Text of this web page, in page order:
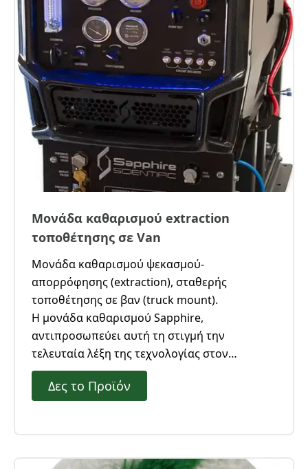
Μονάδα καθαρισμού extraction
τοποθέτησης σε Van
Μονάδα καθαρισμού ψεκασμού-
απορρόφησης (extraction), σταθερής
τοποθέτησης σε βαν (truck mount).
Η μονάδα καθαρισμού Sapphire,
αντιπροσωπεύει αυτή τη στιγμή την
τελευταία λέξη της τεχνολογίας στον
καθαρισμό υφασμάτινων επιφανειών
(μοκέτα, χαλί, σαλόνι, στρώμα) σε οικιακούς ή
καθαρισμού σε σπίτια, ξενοδοχεία, σκάφη,
Δες το Προϊόν